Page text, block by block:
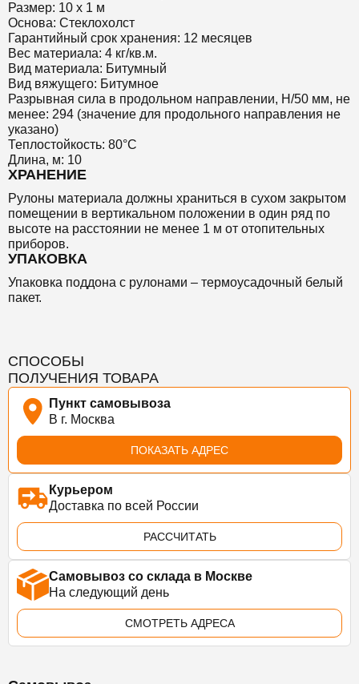
Размер: 10 х 1 м
Основа: Стеклохолст
Гарантийный срок хранения: 12 месяцев
Вес материала: 4 кг/кв.м.
Вид материала: Битумный
Вид вяжущего: Битумное
Разрывная сила в продольном направлении, Н/50 мм, не
менее: 294 (значение для продольного направления не
указано)
Теплостойкость: 80°C
Длина, м: 10
ХРАНЕНИЕ
Рулоны материала должны храниться в сухом закрытом
помещении в вертикальном положении в один ряд по
высоте на расстоянии не менее 1 м от отопительных
приборов.
УПАКОВКА
Упаковка поддона с рулонами – термоусадочный белый
пакет.
СПОСОБЫ
ПОЛУЧЕНИЯ ТОВАРА
Пункт самовывоза
В г. Москва
ПОКАЗАТЬ АДРЕС
Курьером
Доставка по всей России
РАССЧИТАТЬ
Самовывоз со склада в Москве
На следующий день
СМОТРЕТЬ АДРЕСА